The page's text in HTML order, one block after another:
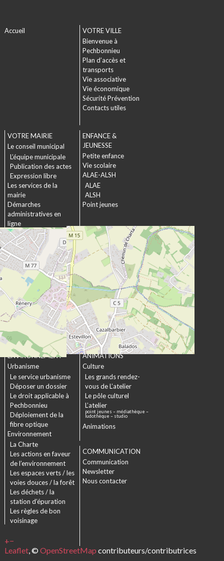
+−
Leaflet, © OpenStreetMap contributeurs/contributrices
Accueil
VOTRE VILLE
Bienvenue à
Pechbonnieu
Plan d’accès et
transports
Vie associative
Vie économique
Sécurité Prévention
Contacts utiles
VOTRE MAIRIE
Le conseil municipal
L’équipe municipale
Publication des actes
Expression libre
Les services de la
mairie
Démarches
administratives en
ligne
Formulaires
Marchés publics
ENFANCE &
JEUNESSE
Petite enfance
Vie scolaire
ALAE-ALSH
ALAE
ALSH
Point jeunes
SOCIAL &
SOLIDARITÉ
Actions municipales
La commission
intergénérationnelle
Maison de retraite La
chartreuse
Les établissements
médico-sociaux
Projet Se Canto
URBANISME &
ENVIRONNEMENT
Urbanisme
Le service urbanisme
Déposer un dossier
Le droit applicable à
Pechbonnieu
Déploiement de la
fibre optique
Environnement
La Charte
Les actions en faveur
de l’environnement
Les espaces verts / les
voies douces / la forêt
Les déchets / la
station d’épuration
Les règles de bon
voisinage
CULTURE &
ANIMATIONS
Culture
Les grands rendez-
vous de L’atelier
Le pôle culturel
L’atelier
point jeunes – médiathèque –
ludothèque – studio
Animations
COMMUNICATION
Communication
Newsletter
Nous contacter